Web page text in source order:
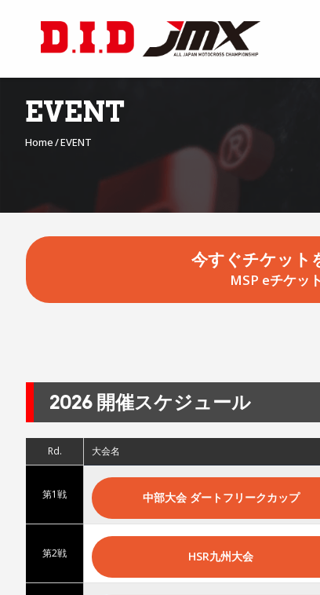
EVENT
Home EVENT
今すぐチケット
MSP eチケット
2026 開催スケジュール
Rd. 大会名
第1戦 中部大会 ダートフリークカップ
第2戦 HSR九州大会